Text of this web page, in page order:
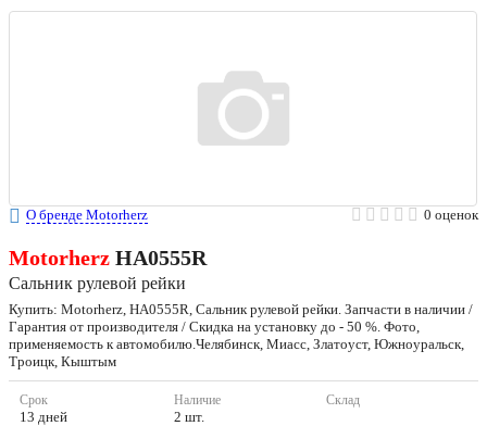
О бренде Motorherz 0 оценок
Motorherz HA0555R
Сальник рулевой рейки
Купить: Motorherz, HA0555R, Сальник рулевой рейки. Запчасти в наличии /
Гарантия от производителя / Скидка на установку до - 50 %. Фото,
применяемость к автомобилю.Челябинск, Миасс, Златоуст, Южноуральск,
Троицк, Кыштым
Срок
13 дней
Наличие
2 шт.
Склад